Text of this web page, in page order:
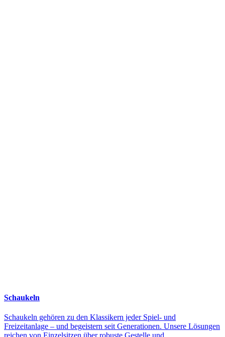
Schaukeln
Schaukeln gehören zu den Klassikern jeder Spiel- und
Freizeitanlage – und begeistern seit Generationen. Unsere Lösungen